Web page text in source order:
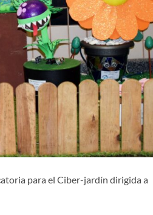
para el Ciber-jardín dirigida a